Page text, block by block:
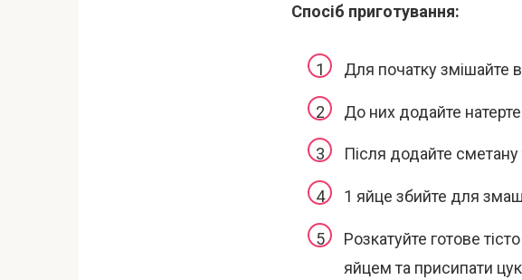
Спосіб приготування:
Для початку змішайте
До них додайте
Після додайте сметану
1 яйце збийте для
Розкатуйте готове
яйцем та присипати